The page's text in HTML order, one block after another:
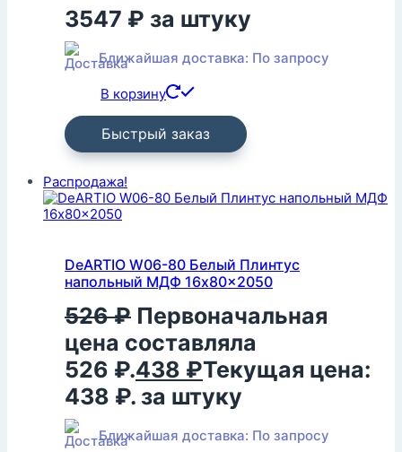
3547 ₽ за штуку
Ближайшая доставка: По запросу
В корзину
Быстрый заказ
Распродажа!
DeARTIO W06-80 Белый Плинтус
напольный МДФ 16x80x2050
526₽ Первоначальная
цена составляла
526 ₽.438 ₽Текущая цена:
438 ₽. за штуку
Ближайшая доставка: По запросу